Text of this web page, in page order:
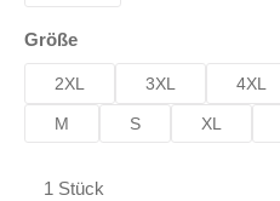
Größeauswählen
2XL 3XL 4XL
M S XL
Produkt Anzahl: Gib